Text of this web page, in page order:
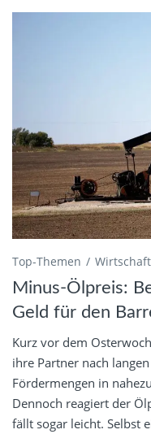
Top-Themen Wirtschaft
Minus-Ölpreis:
Geld für den
Kurz vor dem
ihre Partner nach
Fördermengen in
Dennoch reagiert der
fällt sogar leicht. Selbst